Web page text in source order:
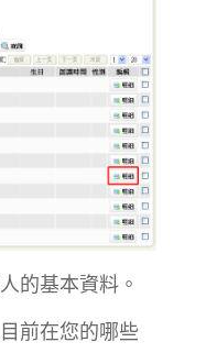
的基本資料。
前在您的哪些